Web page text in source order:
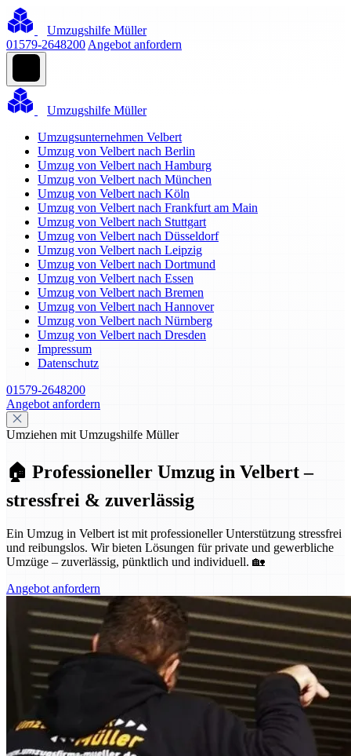
Umzugshilfe Müller
01579-2648200 Angebot anfordern
Umzugshilfe Müller
Umzugsunternehmen Velbert
Umzug von Velbert nach Berlin
Umzug von Velbert nach Hamburg
Umzug von Velbert nach München
Umzug von Velbert nach Köln
Umzug von Velbert nach Frankfurt am Main
Umzug von Velbert nach Stuttgart
Umzug von Velbert nach Düsseldorf
Umzug von Velbert nach Leipzig
Umzug von Velbert nach Dortmund
Umzug von Velbert nach Essen
Umzug von Velbert nach Bremen
Umzug von Velbert nach Hannover
Umzug von Velbert nach Nürnberg
Umzug von Velbert nach Dresden
Impressum
Datenschutz
01579-2648200
Angebot anfordern
Umziehen mit Umzugshilfe Müller
🏠 Professioneller Umzug in Velbert –
stressfrei & zuverlässig
Ein Umzug in Velbert ist mit professioneller Unterstützung stressfrei
und reibungslos. Wir bieten Lösungen für private und gewerbliche
Umzüge – zuverlässig, pünktlich und individuell. 🏡
Angebot anfordern